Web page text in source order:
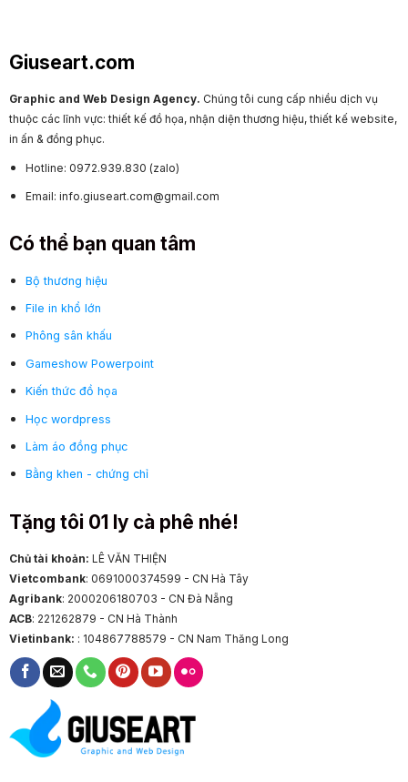
Giuseart.com
Graphic and Web Design Agency. Chúng tôi cung cấp nhiều dịch vụ
thuộc các lĩnh vực: thiết kế đồ họa, nhận diện thương hiệu, thiết kế website,
in ấn & đồng phục.
Hotline: 0972.939.830 (zalo)
Email: info.giuseart.com@gmail.com
Có thể bạn quan tâm
Bộ thương hiệu
File in khổ lớn
Phông sân khấu
Gameshow Powerpoint
Kiến thức đồ họa
Học wordpress
Làm áo đồng phục
Bằng khen - chứng chỉ
Tặng tôi 01 ly cà phê nhé!
Chủ tài khoản: LÊ VĂN THIỆN
Vietcombank: 0691000374599 - CN Hà Tây
Agribank: 2000206180703 - CN Đà Nẵng
ACB: 221262879 - CN Hà Thành
Vietinbank: : 104867788579 - CN Nam Thăng Long